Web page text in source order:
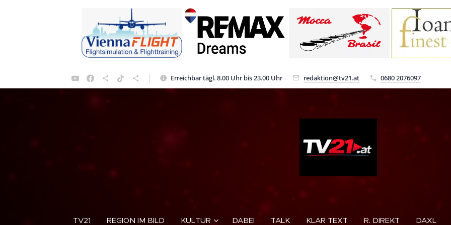
Erreichbar tägl. 8.00 Uhr bis 23.00 Uhr redaktion@tv21.at 0680 2076097
TV21 REGION IM BILD KULTUR DABEI TALK KLAR TEXT R. DIREKT DAXL